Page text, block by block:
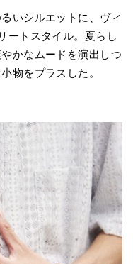
いシルエットに、ヴィ
ートスタイル。夏らし
かなムードを演出しつ
物をプラスした。